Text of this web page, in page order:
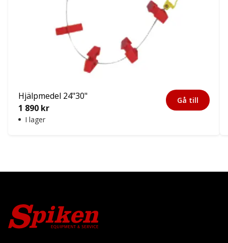
Hjälpmedel 24"30"
1 890 kr
I lager
Gå till